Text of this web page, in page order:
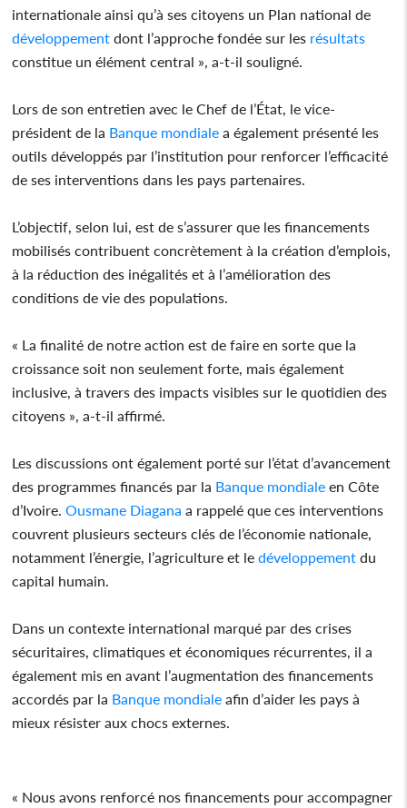
internationale ainsi qu’à ses citoyens un Plan national de
développement dont l’approche fondée sur les résultats
constitue un élément central », a-t-il souligné.
Lors de son entretien avec le Chef de l’État, le vice-
président de la Banque mondiale a également présenté les
outils développés par l’institution pour renforcer l’efficacité
de ses interventions dans les pays partenaires.
L’objectif, selon lui, est de s’assurer que les financements
mobilisés contribuent concrètement à la création d’emplois,
à la réduction des inégalités et à l’amélioration des
conditions de vie des populations.
« La finalité de notre action est de faire en sorte que la
croissance soit non seulement forte, mais également
inclusive, à travers des impacts visibles sur le quotidien des
citoyens », a-t-il affirmé.
Les discussions ont également porté sur l’état d’avancement
des programmes financés par la Banque mondiale en Côte
d’Ivoire. Ousmane Diagana a rappelé que ces interventions
couvrent plusieurs secteurs clés de l’économie nationale,
notamment l’énergie, l’agriculture et le développement du
capital humain.
Dans un contexte international marqué par des crises
sécuritaires, climatiques et économiques récurrentes, il a
également mis en avant l’augmentation des financements
accordés par la Banque mondiale afin d’aider les pays à
mieux résister aux chocs externes.
« Nous avons renforcé nos financements pour accompagner